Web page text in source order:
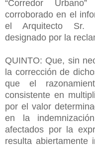
“Corredor
corroborado en el
el Arquitecto Sr.
designado por la
QUINTO: Que, sin
la corrección de
que el
consistente en
por el valor
en la
afectados por la
resulta abiertamente